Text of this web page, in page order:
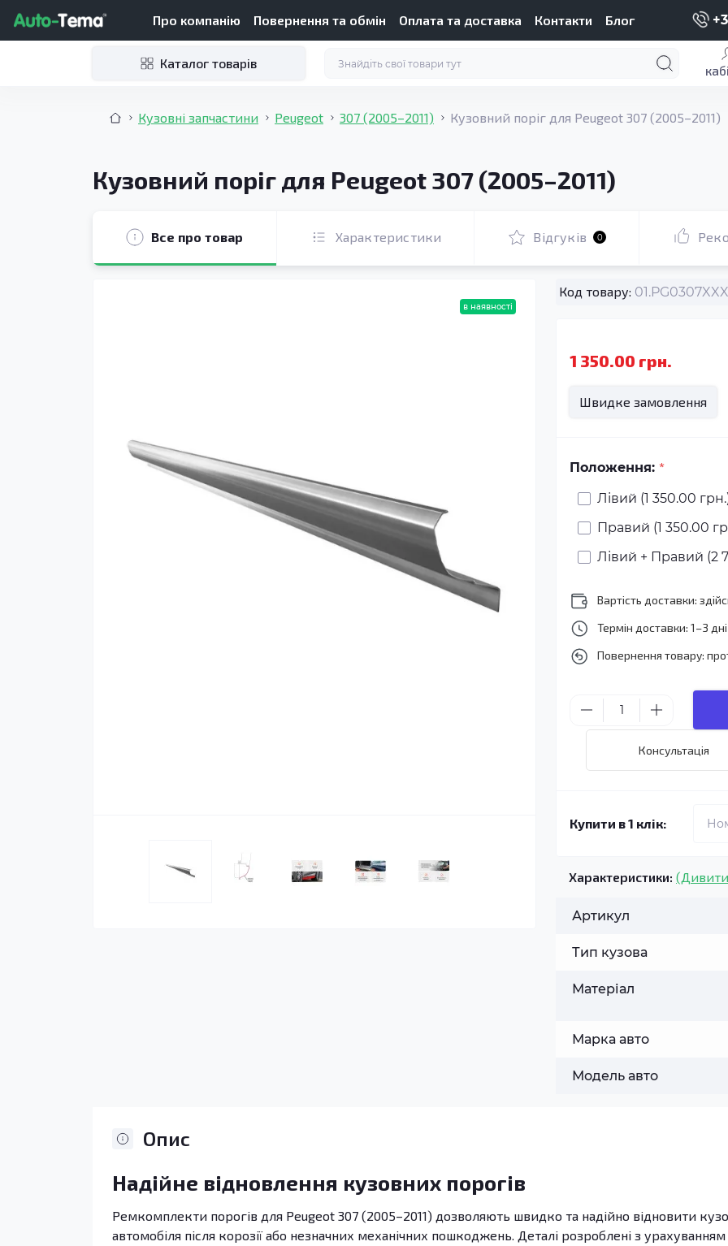
Про компанію Повернення та обмін Оплата та доставка Контакти Блог
Каталог товарів
Кузовні запчастини Peugeot 307 (2005–2011) Кузовний поріг для Peugeot 307 (2005–2011)
Кузовний поріг для Peugeot 307 (2005–2011)
Все про товар Характеристики Відгуків 0
в наявності
Код товару:
1 350.00 грн.
Швидке замовлення
Положення: *
Лівий (1 350.00
Правий (1 350.00
Лівий + Правий (2
Вартість доставки:
Термін доставки: 1–3 дні
Повернення товару:
Консультація
Купити в 1 клік:
Характеристики:
Артикул
Тип кузова
Матеріал
Марка авто
Модель авто
Опис
Надійне відновлення кузовних порогів
Ремкомплекти порогів для Peugeot 307 (2005–2011) дозволяють швидко та надійно відновити
автомобіля після корозії або незначних механічних пошкоджень. Деталі розроблені з урахуванням